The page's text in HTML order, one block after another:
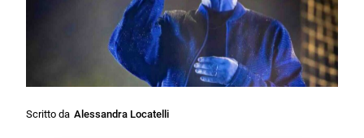
Scritto da Alessandra Locatelli